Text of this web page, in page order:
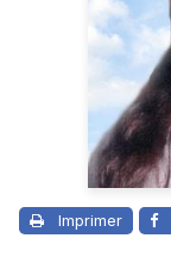
Imprimer